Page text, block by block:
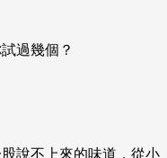
說不上來的味道，從小